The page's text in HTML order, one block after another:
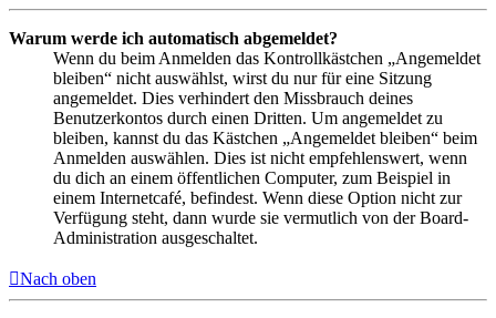
Warum werde ich automatisch abgemeldet?
Wenn du beim Anmelden das Kontrollkästchen „Angemeldet
bleiben“ nicht auswählst, wirst du nur für eine Sitzung
angemeldet. Dies verhindert den Missbrauch deines
Benutzerkontos durch einen Dritten. Um angemeldet zu
bleiben, kannst du das Kästchen „Angemeldet bleiben“ beim
Anmelden auswählen. Dies ist nicht empfehlenswert, wenn
du dich an einem öffentlichen Computer, zum Beispiel in
einem Internetcafé, befindest. Wenn diese Option nicht zur
Verfügung steht, dann wurde sie vermutlich von der Board-
Administration ausgeschaltet.
Nach oben